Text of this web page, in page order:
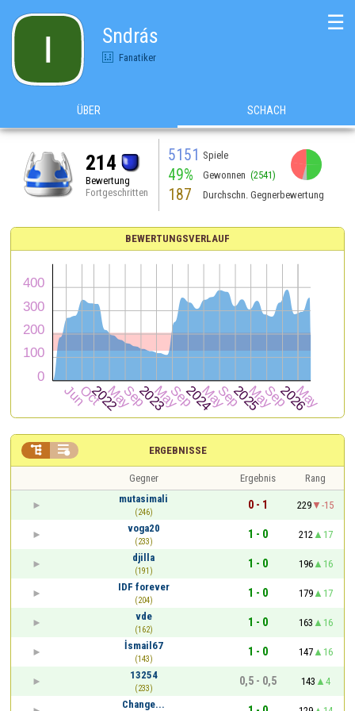
Sndrás
Fanatiker
☰
ÜBER SCHACH
214
Bewertung
Fortgeschritten
5151 Spiele
49% Gewonnen (2541)
187 Durchschn. Gegnerbewertung
BEWERTUNGSVERLAUF
ERGEBNISSE
 
Gegner Ergebnis
Rang
mutasimali
(246)
0 - 1 229
-15
voga20
(233)
1 - 0 212
17
djilla
(191)
1 - 0 196
16
IDF forever
(204)
1 - 0 179
17
vde
(162)
1 - 0 163
16
İsmail67
(143)
1 - 0 147
16
13254
(233)
0,5 - 0,5 143
4
Change...